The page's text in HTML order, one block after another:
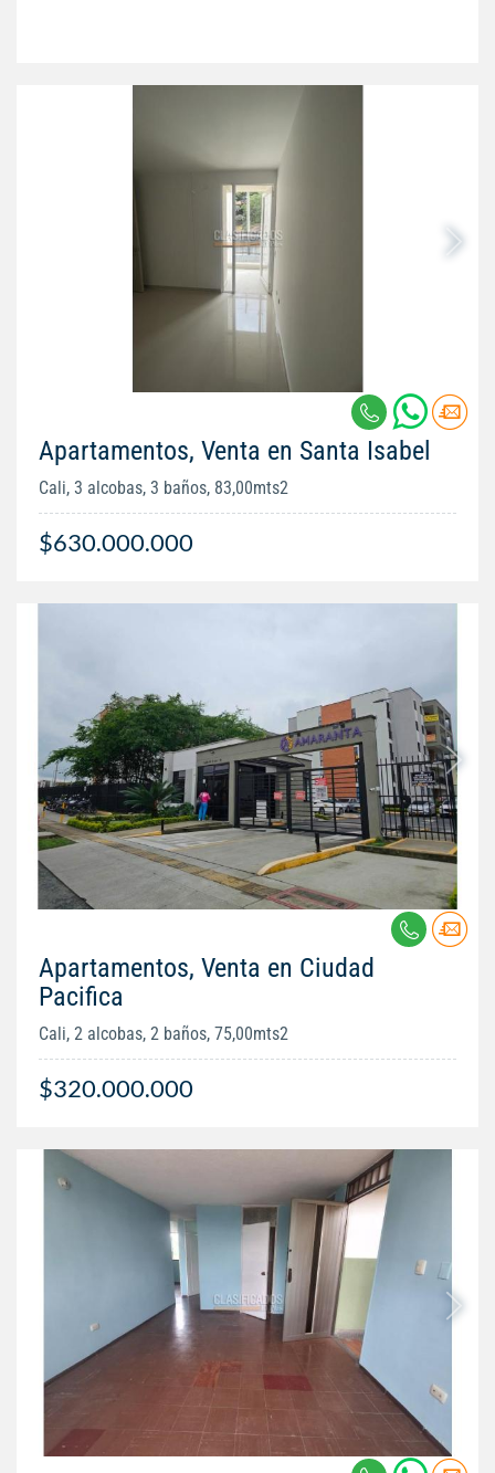
Apartamentos, Venta en Santa Isabel
Cali, 3 alcobas, 3 baños, 83,00mts2
$630.000.000
Apartamentos, Venta en Ciudad
Pacifica
Cali, 2 alcobas, 2 baños, 75,00mts2
$320.000.000